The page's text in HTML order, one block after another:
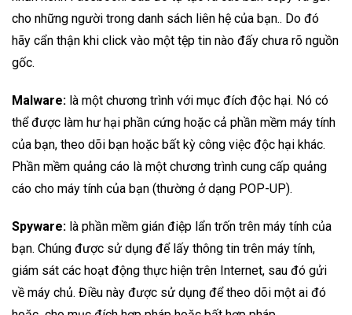
cho những người trong danh sách liên hệ của bạn.. Do đó
hãy cẩn thận khi click vào một tệp tin nào đấy chưa rõ nguồn
gốc.
Malware: là một chương trình với mục đích độc hại. Nó có
thể được làm hư hại phần cứng hoặc cả phần mềm máy tính
của bạn, theo dõi bạn hoặc bất kỳ công việc độc hại khác.
Phần mềm quảng cáo là một chương trình cung cấp quảng
cáo cho máy tính của bạn (thường ở dạng POP-UP).
Spyware: là phần mềm gián điệp lẩn trốn trên máy tính của
bạn. Chúng được sử dụng để lấy thông tin trên máy tính,
giám sát các hoạt động thực hiện trên Internet, sau đó gửi
về máy chủ. Điều này được sử dụng để theo dõi một ai đó